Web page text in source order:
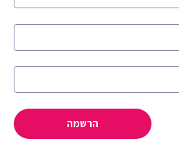
הרשמה